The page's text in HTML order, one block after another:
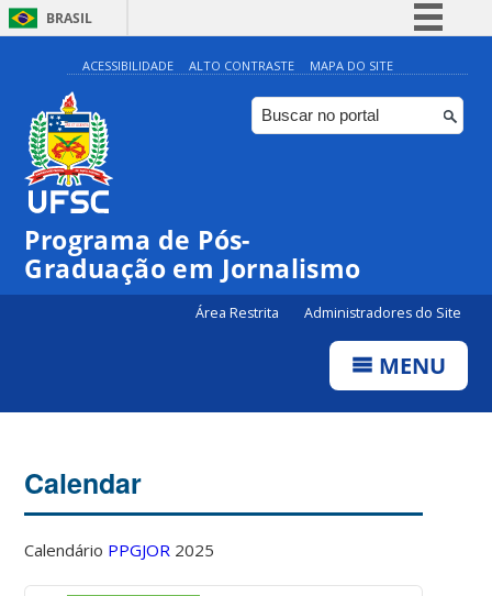
BRASIL
Simplifique!
Comunica BR
Participe
ACESSIBILIDADE ALTO CONTRASTE MAPA DO SITE
Programa de Pós-
Graduação em Jornalismo
Área Restrita Administradores do Site
MENU
Calendar
Calendário PPGJOR 2025
04:00
05:00